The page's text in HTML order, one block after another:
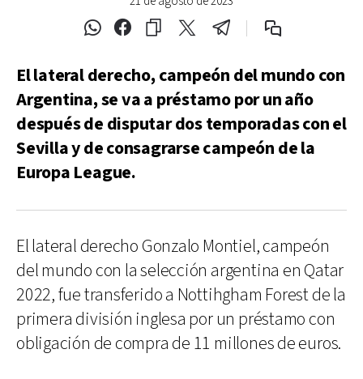
El lateral derecho, campeón del mundo con
Argentina, se va a préstamo por un año
después de disputar dos temporadas con el
Sevilla y de consagrarse campeón de la
Europa League.
El lateral derecho Gonzalo Montiel, campeón
del mundo con la selección argentina en Qatar
2022, fue transferido a Nottihgham Forest de la
primera división inglesa por un préstamo con
obligación de compra de 11 millones de euros.